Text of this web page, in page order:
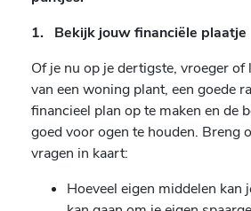
1. Bekijk jouw financiële plaatje
Of je nu op je dertigste, vroeger of
van een woning plant, een goede
financieel plan op te maken en de
goed voor ogen te houden. Breng
vragen in kaart:
Hoeveel eigen middelen kan